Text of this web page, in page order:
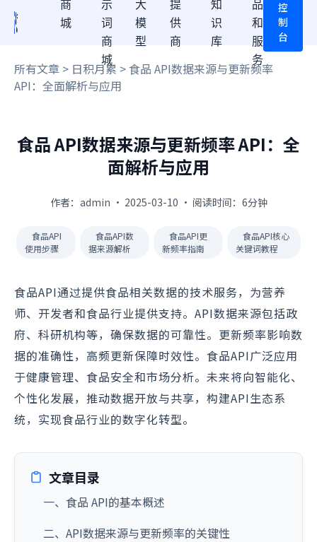
商
城
示
词
商
城
大
模
型
提
供
商
知
识
库
品
和
服
务
控
制
台
所有文章 > 日积月累 > 食品 API数据来源与更新频率
API：全面解析与应用
食品 API数据来源与更新频率 API：全
面解析与应用
作者：admin · 2025-03-10 · 阅读时间：6分钟
食品API
使用步骤
食品API数
据来源解析
食品API更
新频率指南
食品API核心
关键词教程
食品API通过提供食品相关数据的技术服务，为营养
师、开发者和食品行业提供支持。API数据来源包括政
府、科研机构等，确保数据的可靠性。更新频率影响数
据的准确性，高频更新保障时效性。食品API广泛应用
于健康管理、食品安全和市场分析。未来将向智能化、
个性化发展，推动数据开放与共享，构建API生态系
统，实现食品行业的数字化转型。
文章目录
一、食品 API的基本概述
二、API数据来源与更新频率的关键性